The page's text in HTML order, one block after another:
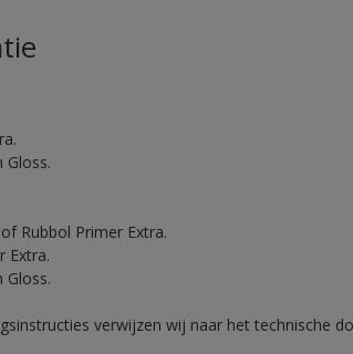
Gloss.
Rubbol Primer Extra.
Extra.
Gloss.
verwijzen wij naar het technische